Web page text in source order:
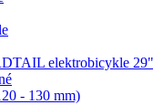
elektrobicykle
- 130 mm)